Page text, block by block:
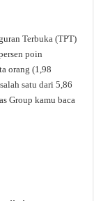
Terbuka (TPT)
poin
orang (1,98
satu dari 5,86
Group kamu baca